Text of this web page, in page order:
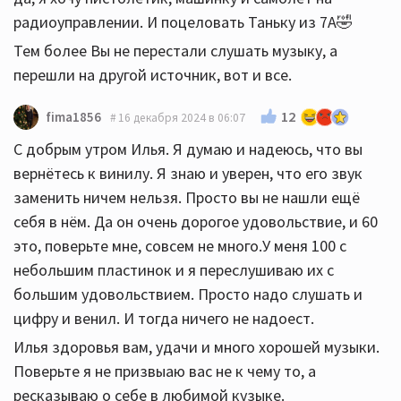
радиоуправлении. И поцеловать Таньку из 7А🤣
Тем более Вы не перестали слушать музыку, а
перешли на другой источник, вот и все.
fima1856 16 декабря 2024 в 06:07 12
С добрым утром Илья. Я думаю и надеюсь, что вы
вернётесь к винилу. Я знаю и уверен, что его звук
заменить ничем нельзя. Просто вы не нашли ещё
себя в нём. Да он очень дорогое удовольствие, и 60
это, поверьте мне, совсем не много.У меня 100 с
небольшим пластинок и я переслушиваю их с
большим удовольствием. Просто надо слушать и
цифру и венил. И тогда ничего не надоест.
Илья здоровья вам, удачи и много хорошей музыки.
Поверьте я не призвыаю вас не к чему то, а
ресказываю о себе в любимой кузыке.